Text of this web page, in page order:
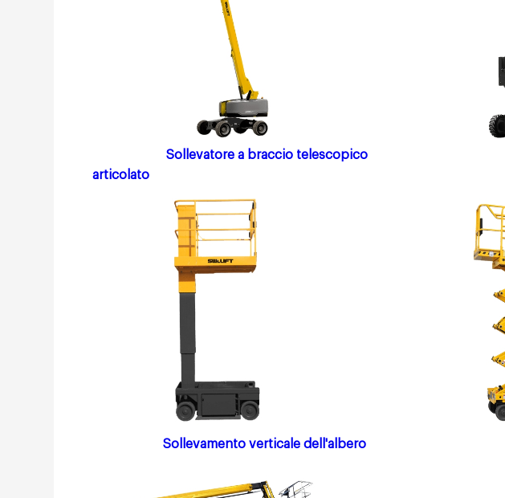
Sollevatore a braccio telescopico
articolato
Sollevamento verticale dell'albero